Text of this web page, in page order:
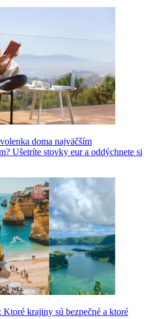
doma najväčším
Ušetríte stovky eur a oddýchnete si
krajiny sú bezpečné a ktoré